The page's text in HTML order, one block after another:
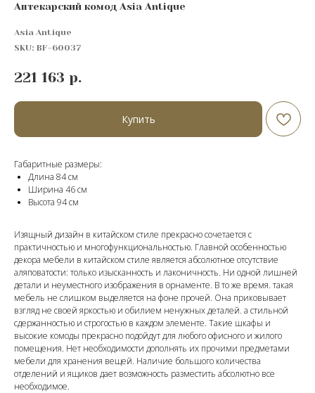
Аптекарский комод Asia Antique
Asia Antique
SKU: BF-60037
221 163 р.
Купить
Габаритные размеры:
Длина 84 см
Ширина 46 см
Высота 94 cм
Изящный дизайн в китайском стиле прекрасно сочетается с
практичностью и многофункциональностью. Главной особенностью
декора мебели в китайском стиле является абсолютное отсутствие
аляповатости: только изысканность и лаконичность. Ни одной лишней
детали и неуместного изображения в орнаменте. В то же время. такая
мебель не слишком выделяется на фоне прочей. Она приковывает
взгляд не своей яркостью и обилием ненужных деталей. а стильной
сдержанностью и строгостью в каждом элементе. Такие шкафы и
высокие комоды прекрасно подойдут для любого офисного и жилого
помещения. Нет необходимости дополнять их прочими предметами
мебели для хранения вещей. Наличие большого количества
отделений и ящиков дает возможность разместить абсолютно все
необходимое.